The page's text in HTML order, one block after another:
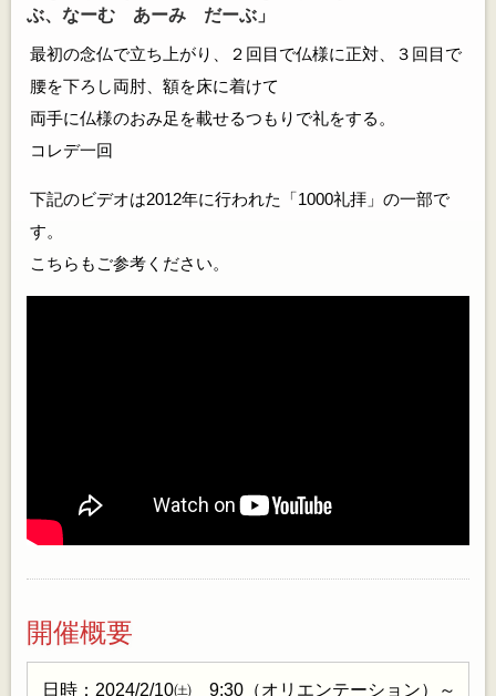
ぶ、なーむ あーみ だーぶ」
最初の念仏で立ち上がり、２回目で仏様に正対、３回目で
腰を下ろし両肘、額を床に着けて
両手に仏様のおみ足を載せるつもりで礼をする。
コレデ一回
下記のビデオは2012年に行われた「1000礼拝」の一部で
す。
こちらもご参考ください。
開催概要
日時：2024/2/10㈯ 9:30（オリエンテーション）～